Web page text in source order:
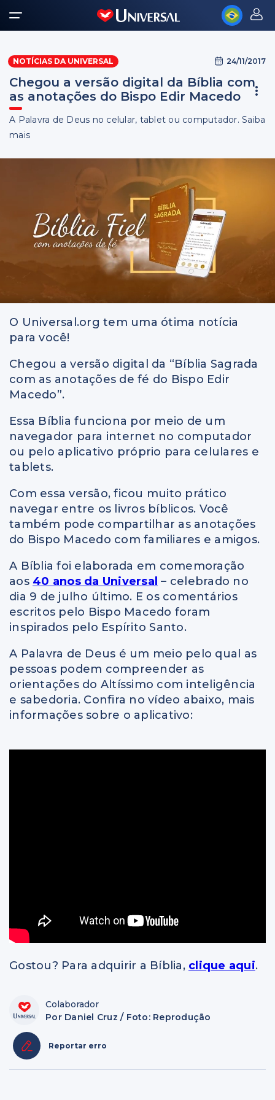
NOTÍCIAS DA UNIVERSAL 24/11/2017
Chegou a versão digital da Bíblia com
as anotações do Bispo Edir Macedo
A Palavra de Deus no celular, tablet ou computador. Saiba
mais
O Universal.org tem uma ótima notícia
para você!
Chegou a versão digital da “Bíblia Sagrada
com as anotações de fé do Bispo Edir
Macedo”.
Essa Bíblia funciona por meio de um
navegador para internet no computador
ou pelo aplicativo próprio para celulares e
tablets.
Com essa versão, ficou muito prático
navegar entre os livros bíblicos. Você
também pode compartilhar as anotações
do Bispo Macedo com familiares e amigos.
A Bíblia foi elaborada em comemoração
aos 40 anos da Universal – celebrado no
dia 9 de julho último. E os comentários
escritos pelo Bispo Macedo foram
inspirados pelo Espírito Santo.
A Palavra de Deus é um meio pelo qual as
pessoas podem compreender as
orientações do Altíssimo com inteligência
e sabedoria. Confira no vídeo abaixo, mais
informações sobre o aplicativo:
Gostou? Para adquirir a Bíblia, clique aqui.
Colaborador
Por Daniel Cruz / Foto: Reprodução
Reportar erro